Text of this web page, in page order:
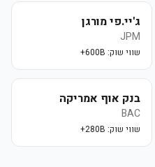
ג'יי.פי מורגן
JPM
שווי שוק: 600B+
בנק אוף אמריקה
BAC
שווי שוק: 280B+